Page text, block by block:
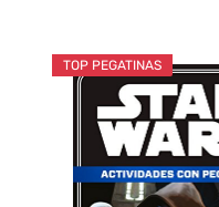
TOP PEGATINAS